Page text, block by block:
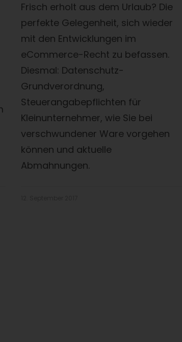
Frisch erholt aus dem Urlaub? Die
perfekte Gelegenheit, sich wieder
mit den Entwicklungen im
eCommerce-Recht zu befassen.
Diesmal: Datenschutz-
Grundverordnung,
Steuerangabepflichten für
Kleinunternehmer, wie Sie bei
verschwundener Ware vorgehen
können und aktuelle
Abmahnungen.